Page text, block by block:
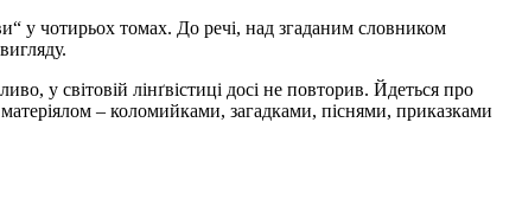
у чотирьох томах. До речі, над згаданим словником
у світовій лінґвістиці досі не повторив. Йдеться про
– коломийками, загад­ками, піснями, приказками